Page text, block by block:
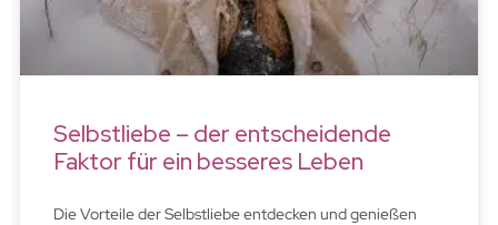
Selbstliebe – der entscheidende
Faktor für ein besseres Leben
Die Vorteile der Selbstliebe entdecken und genießen